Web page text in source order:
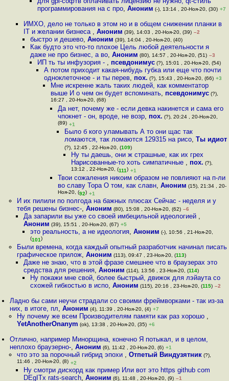
программирования на c про, Аноним (-), 13:14 , 20-Ноя-20, (30) +7
ИМХО, дело не только в этом но и в общем снижении планки в
IT и желании бизнеса , Аноним (39), 14:03 , 20-Ноя-20, (39) –2
быстро и дешево,Аноним (39), 14:04 , 20-Ноя-20, (40)
Как будто это что-то плохое Цель любой деятельности я
даже не про бизнес, а во,Аноним (80), 14:57 , 20-Ноя-20, (51) –3
ИП ть ты инфузория - , псевдонимус(?), 15:01 , 20-Ноя-20, (54)
А потом приходит какая-нибудь губка или еще что почти
одноклеточное - и ты перев, пох. (?), 15:43 , 20-Ноя-20, (66) +3
Мне искренне жаль таких людей, как комментатор
выше И о чем он будет вспоминать, псевдонимус (?),
16:27 , 20-Ноя-20, (68)
Да нет, почему же - если девка накинется и сама его
чпокнет - он, вроде, не возр, пох. (?), 20:24 , 20-Ноя-20,
(89) +1
Было б кого уламывать А то они щас так
ломаются, так ломаются 129315 на рисо, Ты идиот
(?), 12:45 , 22-Ноя-20, (109)
Ну ты даешь, они ж страшные, как их грех
Нарисованные-то хоть симпатичные , пох. (?),
13:12 , 22-Ноя-20, (111) +1
Твои сожаления никоим образом не повлияют на п-ли
во славу Тора О том, как славн, Аноним (15), 21:34 , 20-
Ноя-20, (92) +1
И их пилили по полгода на бажных плюсах Сейчас - неделя и у
тебя решены бизнес-, Аноним (80), 15:08 , 20-Ноя-20, (62) –6
Да запарили вы уже со своей имбецильной идеологией ,
Аноним (39), 15:51 , 20-Ноя-20, (67) +5
это реальность, а не идеология,Аноним (-), 10:56 , 21-Ноя-20,
(101)
Были времена, когда каждый опытный разработчик начинал писать
графическое прилож, Аноним (113), 09:47 , 23-Ноя-20, (113)
Даже не знаю, что в этой фразе смешнее что в браузерах это
средства для решения, Аноним (114), 13:56 , 23-Ноя-20, (114)
Ну покажи мне свой, более быстрый, движок для лэйаута со
схожей гибкостью в испо,Аноним (115), 20:16 , 23-Ноя-20, (115) –2
Ладно бы сами неучи страдали со своими фреймворками - так из-за
них, в итоге, пл,Аноним (4), 11:39 , 20-Ноя-20, (4) +7
Ну почему же всем Производителям памяти как раз хорошо ,
YetAnotherOnanym (ok), 13:38 , 20-Ноя-20, (35) +6
Отлично, например Минорщина, конечно Я потыкал, и в целом,
неплохо браузерно-,Аноним (6), 11:42 , 20-Ноя-20, (6) +1
что это за порочный гибрид эпохи , Отпетый Виндузятник(?),
11:46 , 20-Ноя-20, (8) +2
Ну смотри дискорд как пример Или вот это https github com
DEgITx rats-search, Аноним (6), 11:48 , 20-Ноя-20, (9) –1